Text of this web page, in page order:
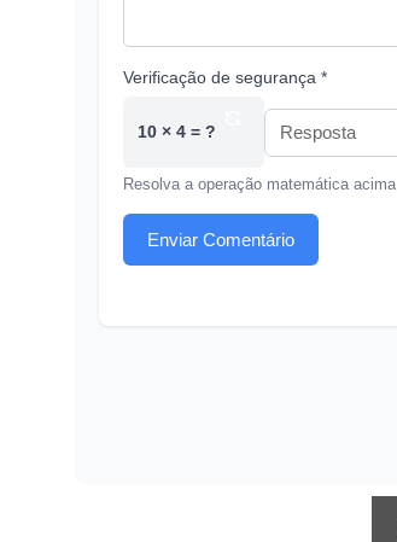
Verificação de segurança *
10 × 4 = ?
Resolva a operação matemática acima
Enviar Comentário